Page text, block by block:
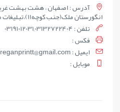
آدرس : اصفهان ، هشت بهشت
انگورستان ملک(جنب کوچه11)،تبلیغات مهرگان طرح
تلفن : 03191012031,03132722404
فکس :
ايميل : mehreganprintt@gmail.com
موبايل :